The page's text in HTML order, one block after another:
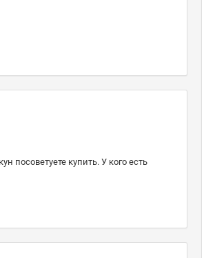
посоветуете купить. У кого есть